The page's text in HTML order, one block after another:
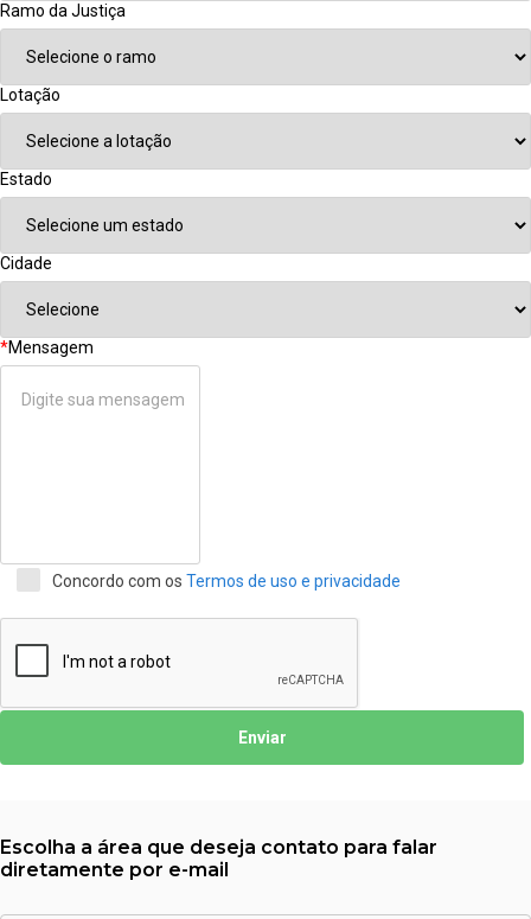
Ramo da Justiça
Lotação
Estado
Cidade
*Mensagem
Concordo com os Termos de uso e privacidade
Enviar
Escolha a área que deseja contato para falar
diretamente por e-mail